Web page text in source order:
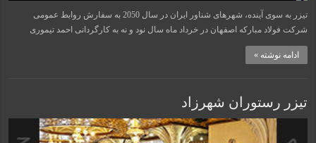
تیزر به سوی آینده، شهرهای شناور ایران در سال 2050 به سفارش روابط عمومی
شرکت فولاد مبارکه اصفهان در خرداد ماه سال نود و نه به کارگردانی احمد تیموری
ادامه نوشته »
تیزر رستوران شهرزاد